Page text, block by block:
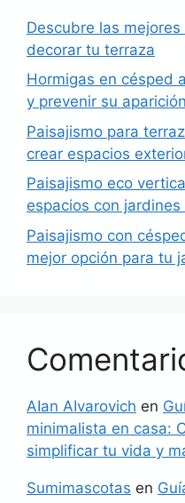
Descubre las
decorar tu terraza
Hormigas en césped
y prevenir su aparición
Paisajismo para
crear espacios
Paisajismo eco
espacios con
Paisajismo con
mejor opción para tu
AIan AIvarovich en
minimalista en casa:
simplificar tu vida y
Sumimascotas en